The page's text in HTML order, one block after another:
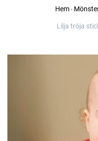
Hem
Lilja tröja